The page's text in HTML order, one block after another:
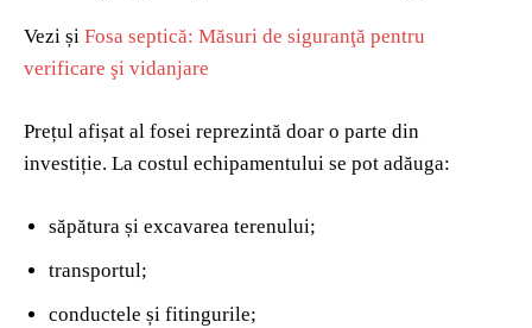
Vezi și Fosa septică: Măsuri de siguranţă pentru
verificare şi vidanjare
Prețul afișat al fosei reprezintă doar o parte din
investiție. La costul echipamentului se pot adăuga:
săpătura și excavarea terenului;
transportul;
conductele și fitingurile;